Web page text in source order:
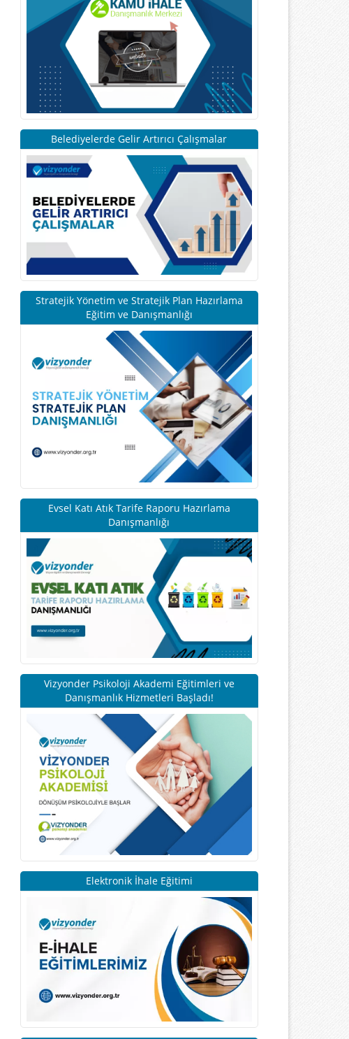
Belediyelerde Gelir Artırıcı Çalışmalar
Stratejik Yönetim ve Stratejik Plan Hazırlama
Eğitim ve Danışmanlığı
Evsel Katı Atık Tarife Raporu Hazırlama
Danışmanlığı
Vizyonder Psikoloji Akademi Eğitimleri ve
Danışmanlık Hizmetleri Başladı!
Elektronik İhale Eğitimi